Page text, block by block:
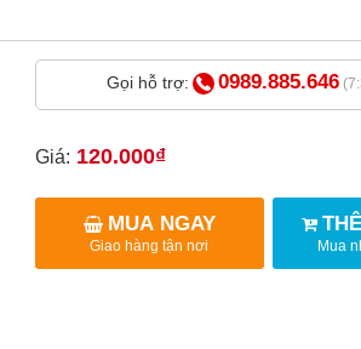
Gọi hỗ trợ: 0989.885.646
Giá: 120.000₫
MUA NGAY
Giao hàng tận nơi Mua